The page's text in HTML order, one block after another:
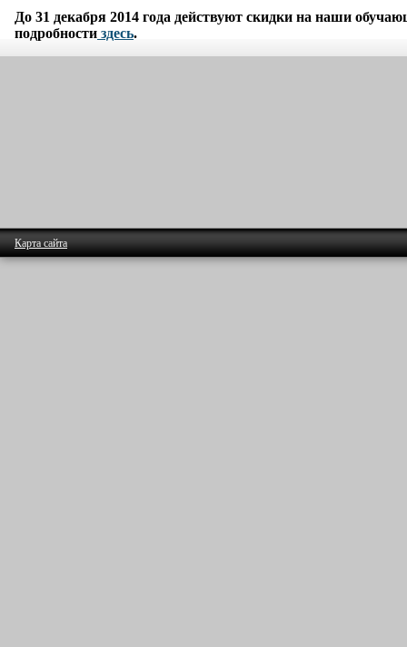
До 31 декабря 2014 года действуют скидки на наши
подробности здесь.
Карта сайта